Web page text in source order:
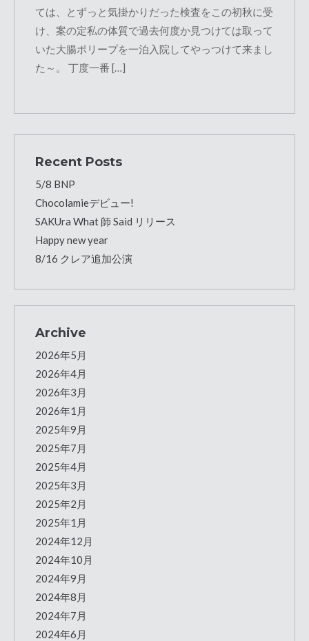
ては、とずっと気掛かりだった検査をこの初秋に受
け、案の定私の体質で過去何度か見つけては取って
いた大腸ポリープを一泊入院してやっつけて来まし
た～。 丁度一番 […]
Recent Posts
5/8 BNP
Chocolamieデビュー!
SAKUra What 師 Said リリース
Happy new year
8/16 クレア追加公演
Archive
2026年5月
2026年4月
2026年3月
2026年1月
2025年9月
2025年7月
2025年4月
2025年3月
2025年2月
2025年1月
2024年12月
2024年10月
2024年9月
2024年8月
2024年7月
2024年6月